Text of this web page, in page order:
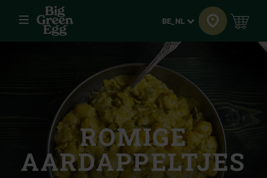
Menu Taal
BE_NL
ROMIGE
AARDAPPELTJES